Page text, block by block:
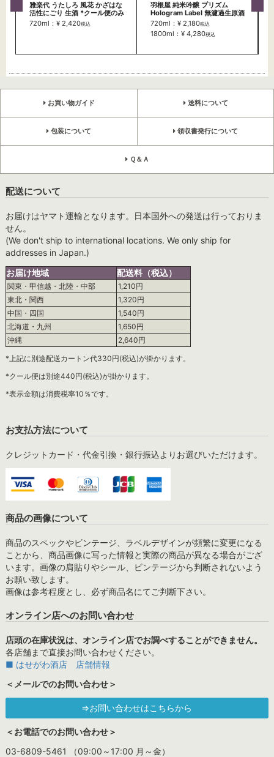
雅楽代 うたしろ 風花 かざはな
活性にごり 生酒 *クール便のみ
720ml：¥ 2,420税込
羽根屋 純米吟醸 プリズム
Hologram Label 無濾過生原酒
720ml：¥ 2,180税込
1800ml：¥ 4,280税込
お買い物ガイド 送料について
包装について 領収書発行について
Ｑ＆Ａ
配送について
お届けはヤマト運輸となります。日本国外への発送は行っておりま
せん。
(We don't ship to international locations. We only ship for
addresses in Japan.)
お届け地域
配送料（税込）
関東・甲信越・北陸・中部
1,210円
東北・関西
1,320円
中国・四国
1,540円
北海道・九州
1,650円
沖縄
2,640円
*上記に別途配送カートン代330円(税込)が掛かります。
*クール便は別途440円(税込)が掛かります。
*表示金額は消費税率10％です。
お支払方法について
クレジットカード・代金引換・銀行振込よりお選びいただけます。
商品の画像について
商品のスペックやビンテージ、ラベルデザインが頻繁に変更になる
ことから、商品画像に写った情報と実際の商品が異なる場合がござ
います。画像の肩貼りやシール、ビンテージから判断されないよう
お願い致します。
画像は参考程度とし、必ず商品名にてご判断下さい。
オンライン店へのお問い合わせ
店頭の在庫状況は、オンライン店でお調べすることができません。
各店舗まで直接お問い合わせください。
■ はせがわ酒店 店舗情報
＜メールでのお問い合わせ＞
⇒お問い合わせはこちらから
＜お電話でのお問い合わせ＞
03-6809-5461 （09:00～17:00 月～金）